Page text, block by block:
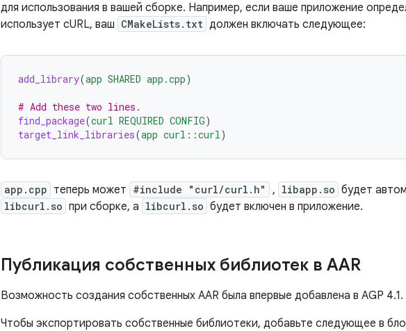
для использования в вашей сборке. Например, если ваше приложение
использует cURL, ваш CMakeLists.txt должен включать следующее:
add_library(app SHARED app.cpp)
# Add these two lines.
find_package(curl REQUIRED CONFIG)
target_link_libraries(app curl::curl)
app.cpp теперь может #include "curl/curl.h" , libapp.so будет
libcurl.so при сборке, а libcurl.so будет включен в приложение.
Публикация собственных библиотек в AAR
Возможность создания собственных AAR была впервые добавлена ​​в AGP 4.1.
Чтобы экспортировать собственные библиотеки, добавьте следующее в